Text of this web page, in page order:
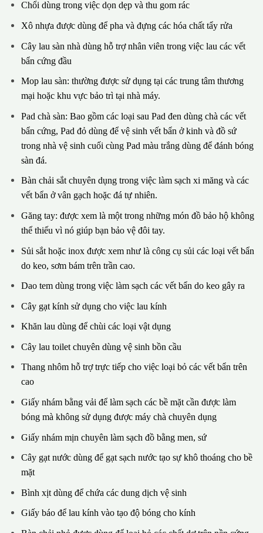
Chổi dùng trong việc dọn dẹp và thu gom rác
Xô nhựa được dùng để pha và đựng các hóa chất tẩy rửa
Cây lau sàn nhà dùng hỗ trợ nhân viên trong việc lau các vết
bẩn cứng đầu
Mop lau sàn: thường được sử dụng tại các trung tâm thương
mại hoặc khu vực bảo trì tại nhà máy.
Pad chà sàn: Bao gồm các loại sau Pad đen dùng chà các vết
bẩn cứng, Pad đỏ dùng để vệ sinh vết bẩn ở kinh và đồ sứ
trong nhà vệ sinh cuối cùng Pad màu trắng dùng để đánh bóng
sàn đá.
Bàn chải sắt chuyên dụng trong việc làm sạch xi măng và các
vết bẩn ở vân gạch hoặc đá tự nhiên.
Găng tay: được xem là một trong những món đồ bảo hộ không
thể thiếu vì nó giúp bạn bảo vệ đôi tay.
Sủi sắt hoặc inox được xem như là công cụ sủi các loại vết bẩn
do keo, sơm bám trên trần cao.
Dao tem dùng trong việc làm sạch các vết bẩn do keo gây ra
Cây gạt kính sử dụng cho việc lau kính
Khăn lau dùng để chùi các loại vật dụng
Cây lau toilet chuyên dùng vệ sinh bồn cầu
Thang nhôm hỗ trợ trực tiếp cho việc loại bỏ các vết bẩn trên
cao
Giấy nhám bằng vải để làm sạch các bề mặt cần được làm
bóng mà không sử dụng được máy chà chuyên dụng
Giấy nhám mịn chuyên làm sạch đồ bằng men, sứ
Cây gạt nước dùng để gạt sạch nước tạo sự khô thoáng cho bề
mặt
Bình xịt dùng để chứa các dung dịch vệ sinh
Giấy báo để lau kính vào tạo độ bóng cho kính